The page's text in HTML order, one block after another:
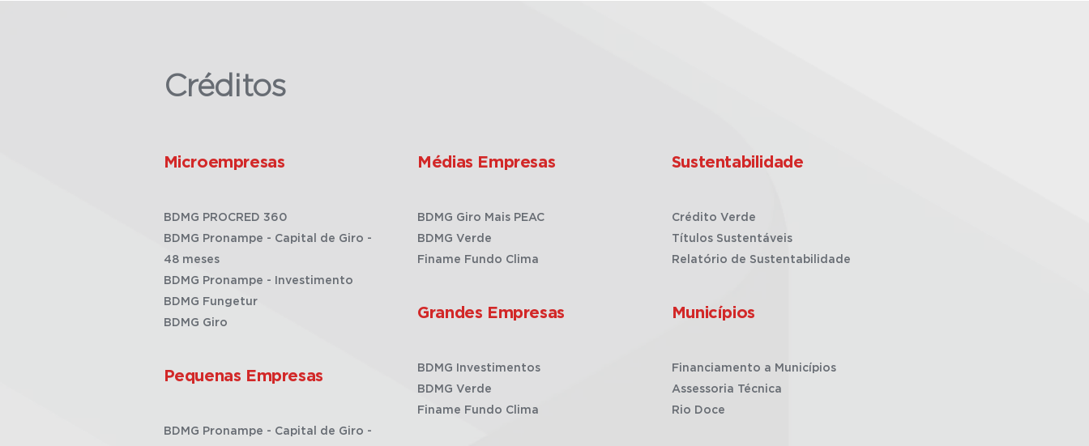
Créditos
Microempresas
BDMG PROCRED 360
BDMG Pronampe - Capital de Giro -
48 meses
BDMG Pronampe - Investimento
BDMG Fungetur
BDMG Giro
Pequenas Empresas
BDMG Pronampe - Capital de Giro -
Médias Empresas
BDMG Giro Mais PEAC
BDMG Verde
Finame Fundo Clima
Grandes Empresas
BDMG Investimentos
BDMG Verde
Finame Fundo Clima
Sustentabilidade
Crédito Verde
Títulos Sustentáveis
Relatório de Sustentabilidade
Municípios
Financiamento a Municípios
Assessoria Técnica
Rio Doce